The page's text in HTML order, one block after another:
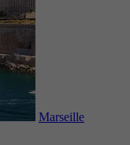
Marseille